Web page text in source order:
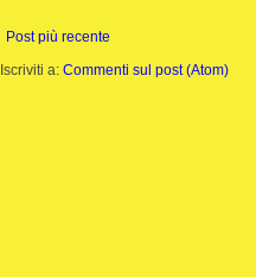
Post più recente
Iscriviti a: Commenti sul post (Atom)